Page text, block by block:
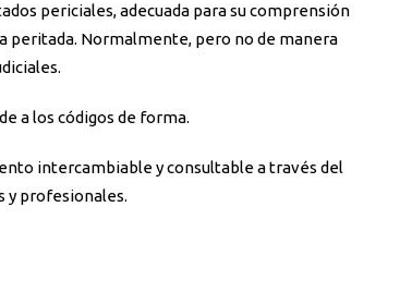
periciales, adecuada para su comprensión
peritada. Normalmente, pero no de manera
a los códigos de forma.
intercambiable y consultable a través del
y profesionales.